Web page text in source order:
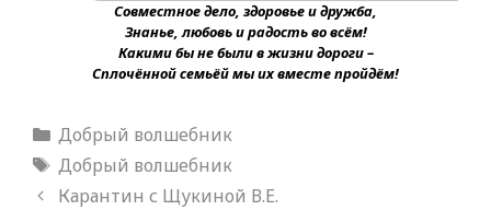
Совместное дело, здоровье и дружба,
Знанье, любовь и радость во всём!
Какими бы не были в жизни дороги –
Сплочённой семьёй мы их вместе пройдём!
Рубрики
Добрый волшебник
Метки
Добрый волшебник
Карантин с Щукиной В.Е.